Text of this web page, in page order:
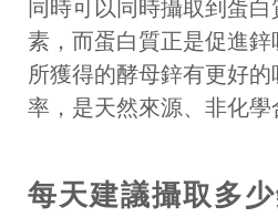
同時可以同時攝取到蛋
素，而蛋白質正是促進
所獲得的酵母鋅有更好
率，是天然來源、非化學
每天建議攝取多